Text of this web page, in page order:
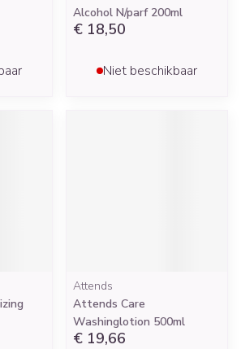
Alcohol N/parf 200ml
€ 18,50
Niet beschikbaar
Attends
Attends Care
Washinglotion 500ml
€ 19,66